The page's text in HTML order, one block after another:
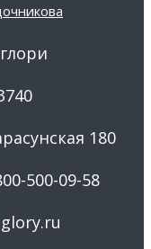
180
500-09-58